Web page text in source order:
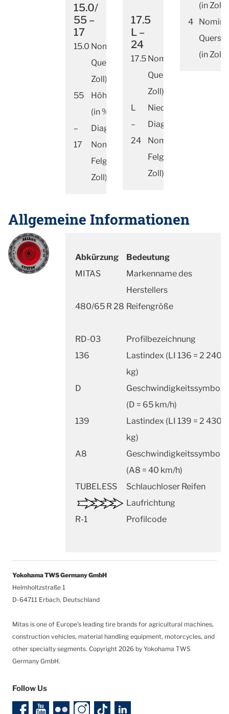
15.0/
55 –
17
15.0 Nominale
Querschnittsbreite (in
Zoll)
55
Höhen-/Breitenverhältnis
(in %)
–
Diagonalbauweise
17
Nominaler
Felgendurchmesser (in
Zoll)
17.5
L –
24
17.5 Nominale
Querschnittsbreite (in
Zoll)
L
–
Diagonalbauweise
24
Nominaler
Felgendurchmesser
Zoll)
(in Zoll)
4
(in Zoll)
Allgemeine Informationen
Abkürzung
Bedeutung
MITAS
Markenname des
Herstellers
480/65 R 28 Reifengröße
RD-03
Profilbezeichnung
136
Lastindex (LI 136 = 2 240
kg)
D
Geschwindigkeitssymbol
(D = 65 km/h)
139
Lastindex (LI 139 = 2 430
kg)
A8
Geschwindigkeitssymbol
(A8 = 40 km/h)
TUBELESS
Schlauchloser Reifen
Laufrichtung
R-1
Profilcode
Yokohama TWS Germany GmbH
Helmholtzstraße 1
D-64711 Erbach, Deutschland
Mitas is one of Europe’s leading tire brands for agricultural machines,
construction vehicles, material handling equipment, motorcycles, and
other specialty segments. Copyright 2026 by Yokohama TWS
Germany GmbH.
Follow Us